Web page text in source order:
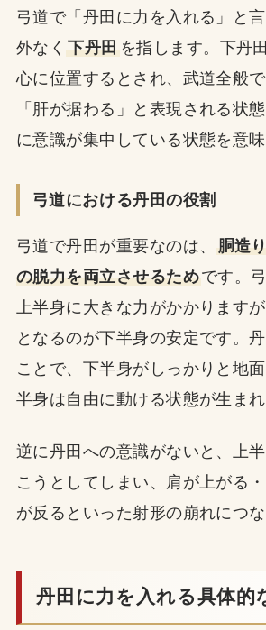
弓道で「丹田に力を入れる」と
外なく 下丹田 を指します。下丹
心に位置するとされ、武道全般で
「肝が据わる」と表現される状
に意識が集中している状態を意味
弓道における丹田の役割
弓道で丹田が重要なのは、
胴造
の脱力を両立させるためです。
上半身に大きな力がかかります
となるのが下半身の安定です。
ことで、下半身がしっかりと地
半身は自由に動ける状態が生まれ
逆に丹田への意識がないと、上半
こうとしてしまい、肩が上がる
が反るといった射形の崩れにつな
丹田に力を入れる具体的